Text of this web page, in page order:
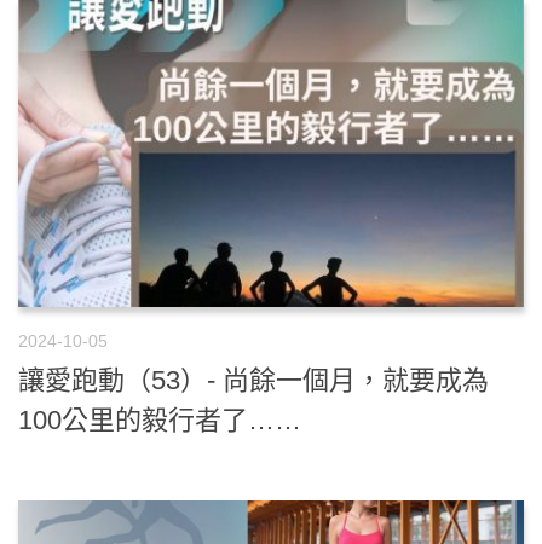
2024-10-05
讓愛跑動（53）- 尚餘一個月，就要成為
100公里的毅行者了……